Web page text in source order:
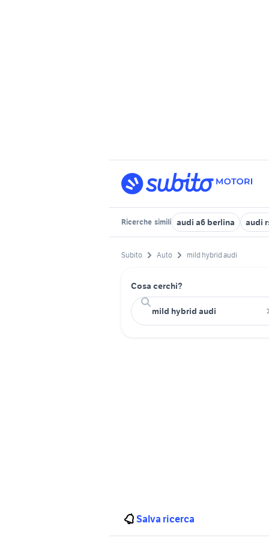
Ricerche simili audi a6 berlina audi
Subito Auto mild hybrid audi
Cosa cerchi?
Salva ricerca